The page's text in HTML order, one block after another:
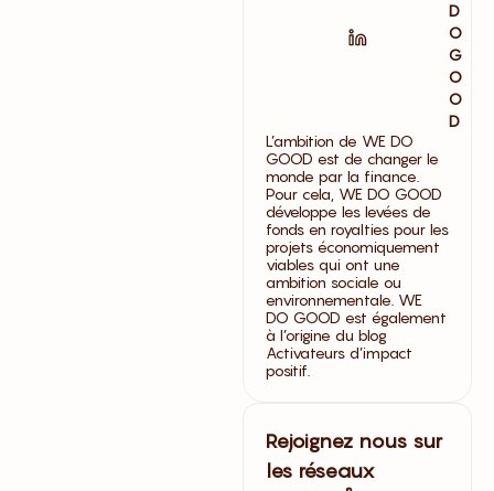
D
O
G
O
O
D
L’ambition de WE DO
GOOD est de changer le
monde par la finance.
Pour cela, WE DO GOOD
développe les levées de
fonds en royalties pour les
projets économiquement
viables qui ont une
ambition sociale ou
environnementale. WE
DO GOOD est également
à l’origine du blog
Activateurs d’impact
positif.
Rejoignez nous sur
les réseaux